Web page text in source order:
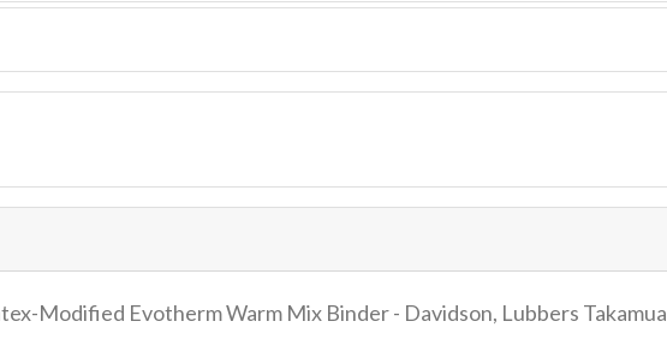
Modified Evotherm Warm Mix Binder - Davidson, Lubbers Takamua